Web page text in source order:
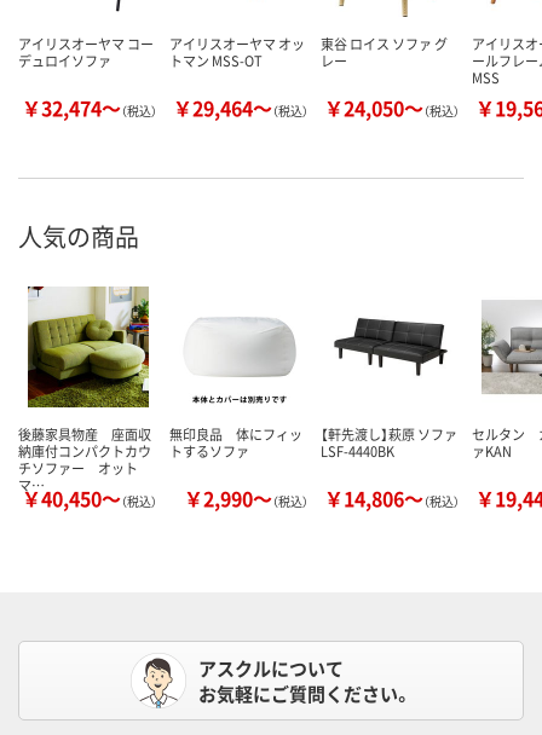
アイリスオーヤマ コー
デュロイソファ
￥32,474～（税込）
アイリスオーヤマ オッ
トマン MSS-OT
￥29,464～（税込）
東谷 ロイス ソファ グ
レー
￥24,050～（税込）
アイリス
ールフレ
MSS
￥
人気の商品
後藤家具物産 座面収
納庫付コンパクトカウ
チソファー オット
マ…
￥40,450～（税込）
無印良品 体にフィッ
トするソファ
￥2,990～（税込）
【軒先渡し】萩原 ソファ
LSF-4440BK
￥14,806～（税込）
セルタン
ァKAN
￥
アスクルについて
お気軽にご質問ください。